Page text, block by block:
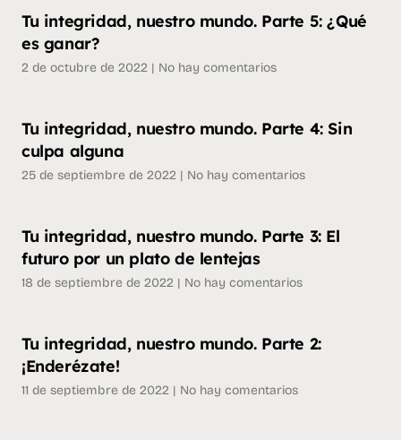
Tu integridad, nuestro mundo. Parte 5: ¿Qué
es ganar?
2 de octubre de 2022 No hay comentarios
Tu integridad, nuestro mundo. Parte 4: Sin
culpa alguna
25 de septiembre de 2022 No hay comentarios
Tu integridad, nuestro mundo. Parte 3: El
futuro por un plato de lentejas
18 de septiembre de 2022 No hay comentarios
Tu integridad, nuestro mundo. Parte 2:
¡Enderézate!
11 de septiembre de 2022 No hay comentarios